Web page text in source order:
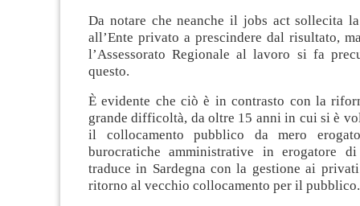
Da notare che neanche il jobs act sollecita
all’Ente privato a prescindere dal risultato,
l’Assessorato Regionale al lavoro si fa
questo.
È evidente che ciò è in contrasto con la
grande difficoltà, da oltre 15 anni in cui si è
il collocamento pubblico da mero
burocratiche amministrative in erogatore
traduce in Sardegna con la gestione ai
ritorno al vecchio collocamento per il pubblico.